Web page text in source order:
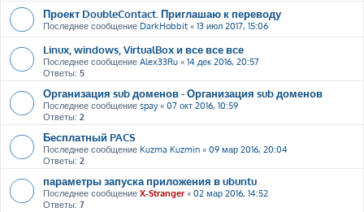
Проект DoubleContact. Приглашаю к переводу
Последнее сообщение DarkHobbit « 13 июл 2017, 15:06
Linux, windows, VirtualBox и все все все
Последнее сообщение Alex33Ru « 14 дек 2016, 20:57
Ответы: 5
Организация sub доменов - Организация sub доменов
Последнее сообщение spay« 07 окт 2016, 10:59
Ответы: 2
Бесплатный PACS
Последнее сообщение Kuzma Kuzmin « 09 мар 2016, 20:04
Ответы: 2
параметры запуска приложения в ubuntu
Последнее сообщение X-Stranger« 02 мар 2016, 14:52
Ответы: 7